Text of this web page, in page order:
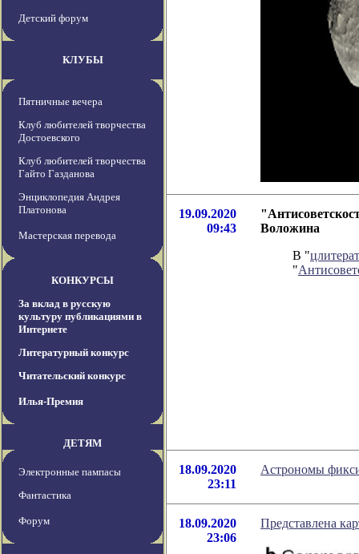
Детский форум
КЛУБЫ
Пятничные вечера
Клуб любителей творчества
Достоевского
Клуб любителей творчества
Гайто Газданова
Энциклопедия Андрея
Платонова
Мастерская перевода
КОНКУРСЫ
За вклад в русскую
культуру публикациями в
Интернете
Литературный конкурс
Читательский конкурс
Илья-Премия
ДЕТЯМ
Электронные пампасы
Фантастика
Форум
19.09.2020
09:43
Воложина
В "
"
18.09.2020
23:11
Астрономы
18.09.2020
23:06
Представлена